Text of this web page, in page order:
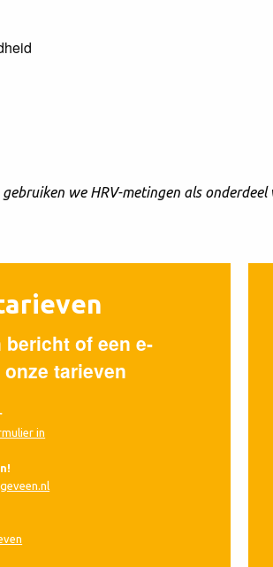
we HRV-metingen als
of een e-
tarieven
in